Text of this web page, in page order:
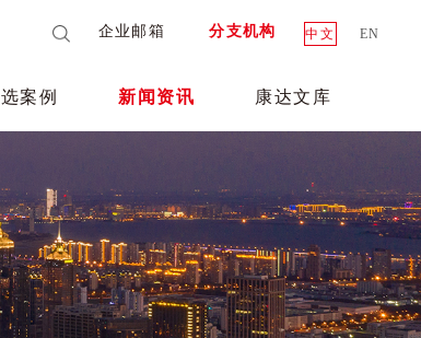
企业邮箱 分支机构 中文 EN
案例 新闻资讯 康达文库